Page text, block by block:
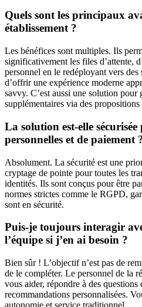
Quels sont les principaux
établissement ?
Les bénéfices sont multiples. Ils
significativement les files d’attente,
personnel en le redéployant vers
d’offrir une expérience moderne
savvy. C’est aussi une solution pour
supplémentaires via des propositions
La solution est-elle
personnelles et de paiement
Absolument. La sécurité est une
cryptage de pointe pour toutes les
identités. Ils sont conçus pour être
normes strictes comme le RGPD,
sont en sécurité.
Puis-je toujours interagir
l’équipe si j’en ai besoin ?
Bien sûr ! L’objectif n’est pas de
de le compléter. Le personnel de la
vous aider, répondre à des
recommandations personnalisées.
autonomie et service traditionnel.